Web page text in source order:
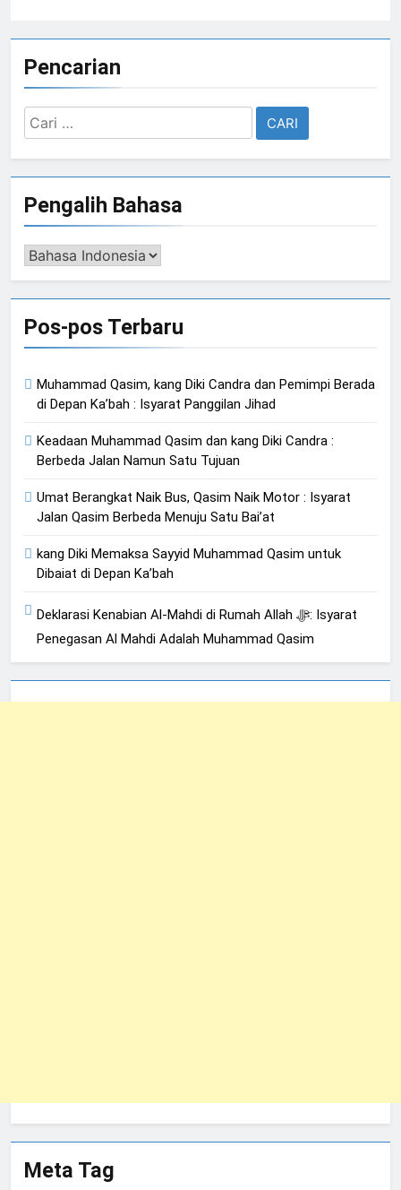
Pencarian
Cari
untuk:
Pengalih Bahasa
Pengalih
Pos-pos Terbaru
Muhammad Qasim, kang Diki Candra dan Pemimpi Berada
di Depan Ka’bah : Isyarat Panggilan Jihad
Keadaan Muhammad Qasim dan kang Diki Candra :
Berbeda Jalan Namun Satu Tujuan
Umat Berangkat Naik Bus, Qasim Naik Motor : Isyarat
Jalan Qasim Berbeda Menuju Satu Bai’at
kang Diki Memaksa Sayyid Muhammad Qasim untuk
Dibaiat di Depan Ka’bah
Deklarasi Kenabian Al-Mahdi di Rumah Allah ﷻ: Isyarat
Penegasan Al Mahdi Adalah Muhammad Qasim
Meta Tag